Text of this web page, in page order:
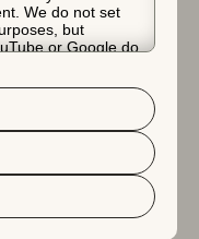
We do not set
but
or Google do.
data and the
our
your cookie settings
button.
할 수 있도록 합니
에 액세스할 수 없
의 법적 의무에 근
항 실행.
를 수행하기 위해
서비스를 제공하는
귀하의 개인 데이